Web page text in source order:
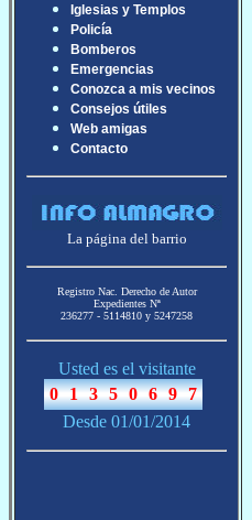
Iglesias y Templos
Policía
Bomberos
Emergencias
Conozca a mis vecinos
Consejos útiles
Web amigas
Contacto
La página del barrio
Registro Nac. Derecho de Autor
Expedientes Nª
236277 - 5114810 y 5247258
Usted es el visitante
Desde 01/01/2014